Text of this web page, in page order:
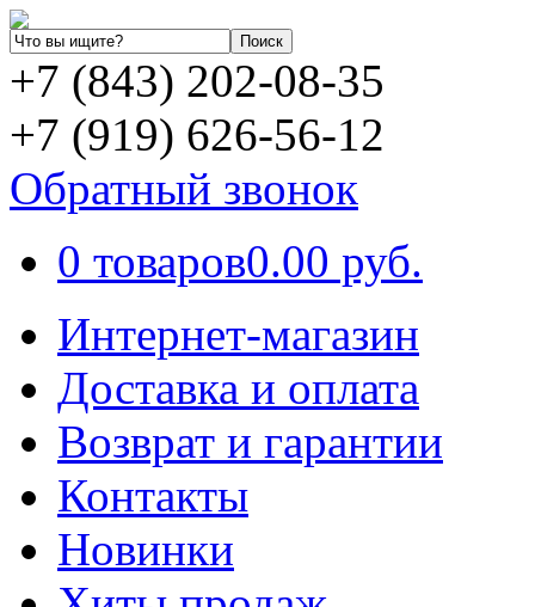
+7 (843) 202-08-35
+7 (919) 626-56-12
Обратный звонок
0 товаров0.00 руб.
Интернет-магазин
Доставка и оплата
Возврат и гарантии
Контакты
Новинки